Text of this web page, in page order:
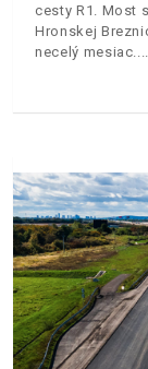
cesty R1. Most
Hronskej
necelý mesiac.